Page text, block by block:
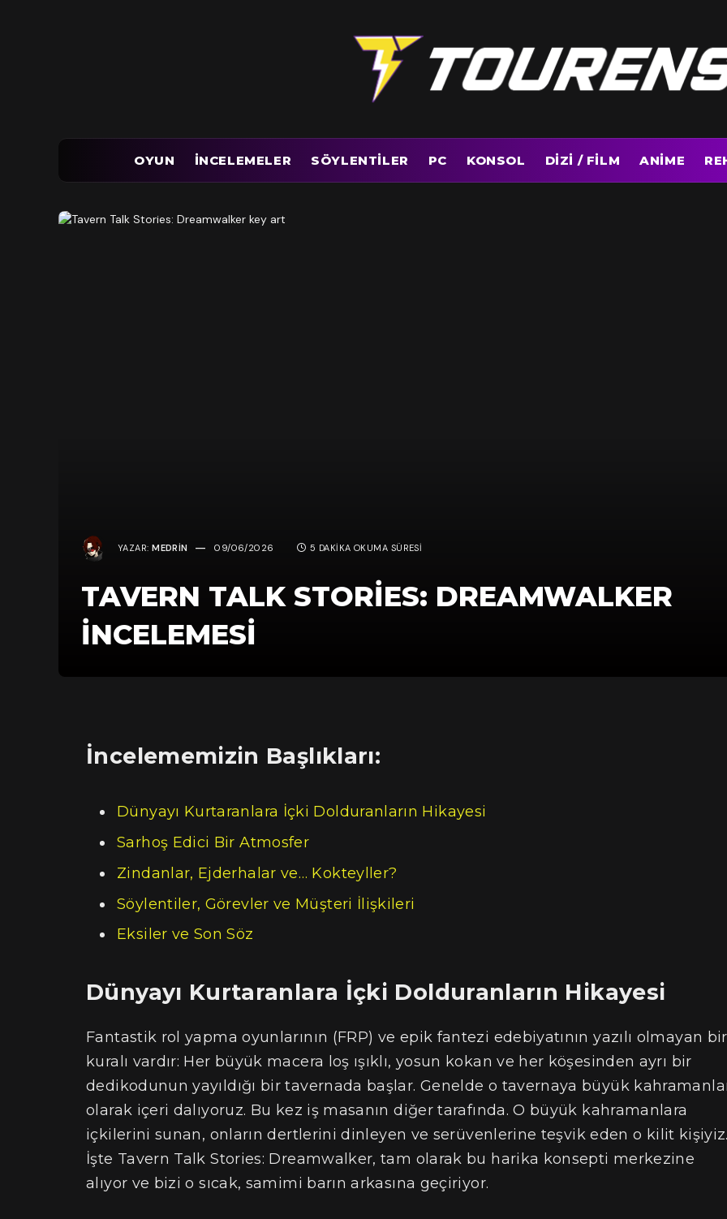
OYUN İNCELEMELER SÖYLENTILER PC KONSOL DIZI / FILM ANIME
YAZAR: MEDRIN 09/06/2026 5 DAKIKA OKUMA SÜRESI
TAVERN TALK STORIES: DREAMWALKER
İNCELEMESI
İncelememizin Başlıkları:
Dünyayı Kurtaranlara İçki Dolduranların Hikayesi
Sarhoş Edici Bir Atmosfer
Zindanlar, Ejderhalar ve… Kokteyller?
Söylentiler, Görevler ve Müşteri İlişkileri
Eksiler ve Son Söz
Dünyayı Kurtaranlara İçki Dolduranların Hikayesi
Fantastik rol yapma oyunlarının (FRP) ve epik fantezi edebiyatının yazılı olmayan bir
kuralı vardır: Her büyük macera loş ışıklı, yosun kokan ve her köşesinden ayrı bir
dedikodunun yayıldığı bir tavernada başlar. Genelde o tavernaya büyük
olarak içeri dalıyoruz. Bu kez iş masanın diğer tarafında. O büyük kahramanlara
içkilerini sunan, onların dertlerini dinleyen ve serüvenlerine teşvik eden o kilit
İşte Tavern Talk Stories: Dreamwalker, tam olarak bu harika konsepti merkezine
alıyor ve bizi o sıcak, samimi barın arkasına geçiriyor.